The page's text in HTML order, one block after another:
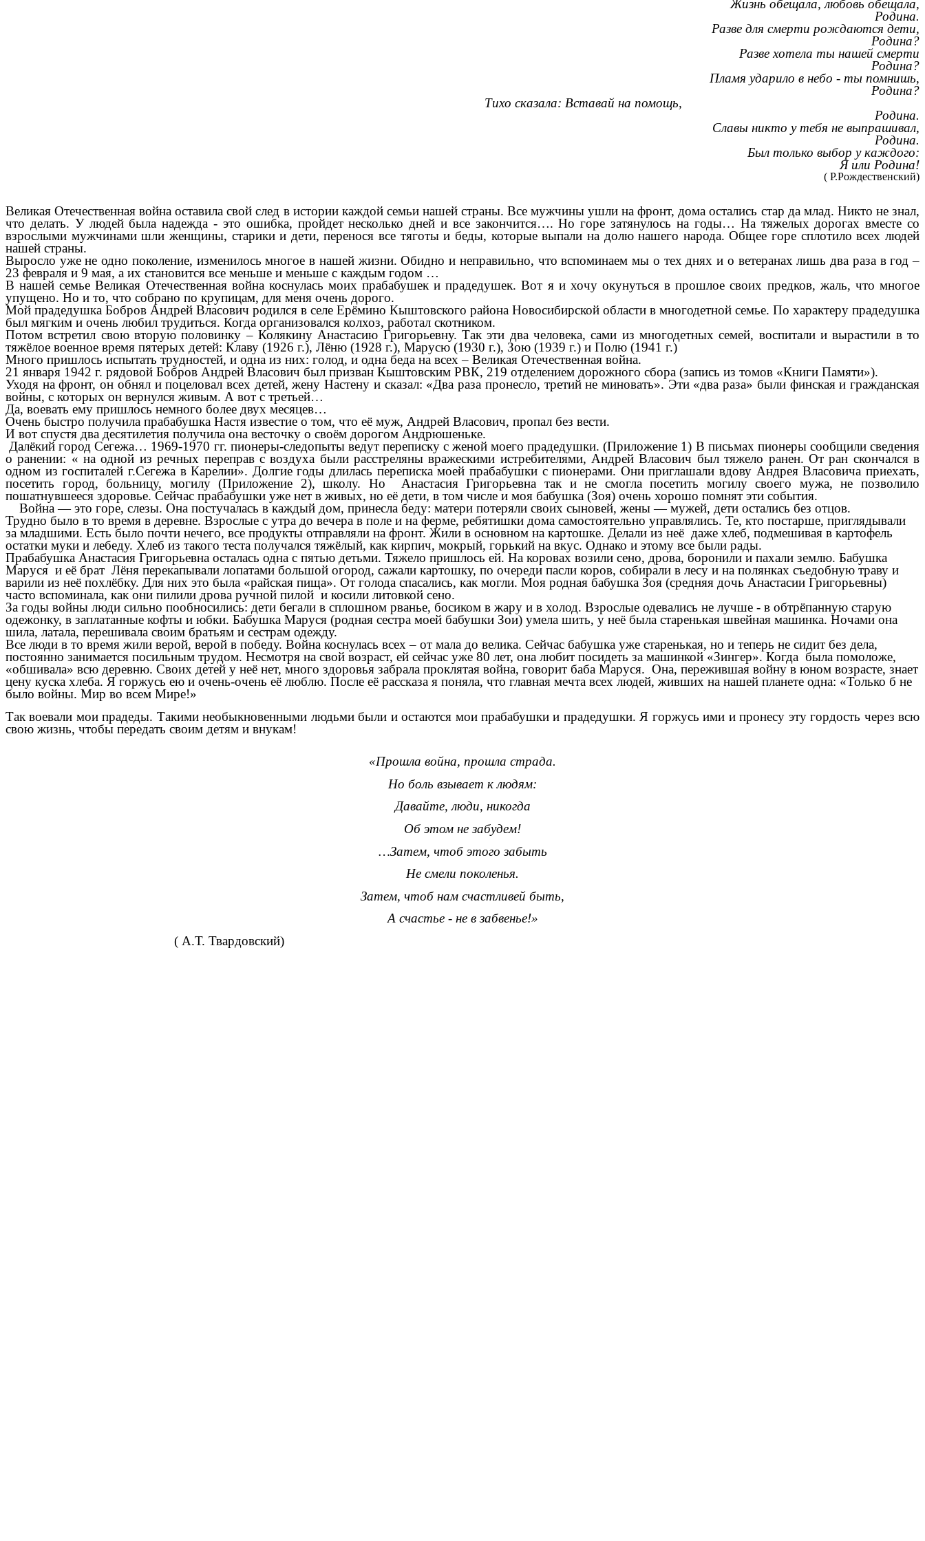
Жизнь обещала, любовь обещала,
Родина.
Разве для смерти рождаются дети,
Родина?
Разве хотела ты нашей смерти
Родина?
Пламя ударило в небо - ты помнишь,
Родина?
Тихо сказала: Вставай на помощь,
Родина.
Славы никто у тебя не выпрашивал,
Родина.
Был только выбор у каждого:
Я или Родина!
( Р.Рождественский)
Великая Отечественная война оставила свой след в истории каждой семьи нашей страны. Все мужчины ушли на фронт, дома остались стар да млад. Никто не знал,
что делать. У людей была надежда - это ошибка, пройдет несколько дней и все закончится…. Но горе затянулось на годы… На тяжелых дорогах вместе со
взрослыми мужчинами шли женщины, старики и дети, перенося все тяготы и беды, которые выпали на долю нашего народа. Общее горе сплотило всех людей
нашей страны.
Выросло уже не одно поколение, изменилось многое в нашей жизни. Обидно и неправильно, что вспоминаем мы о тех днях и о ветеранах лишь два раза в год –
23 февраля и 9 мая, а их становится все меньше и меньше с каждым годом …
В нашей семье Великая Отечественная война коснулась моих прабабушек и прадедушек. Вот я и хочу окунуться в прошлое своих предков, жаль, что многое
упущено. Но и то, что собрано по крупицам, для меня очень дорого.
Мой прадедушка Бобров Андрей Власович родился в селе Ерёмино Кыштовского района Новосибирской области в многодетной семье. По характеру прадедушка
был мягким и очень любил трудиться. Когда организовался колхоз, работал скотником.
Потом встретил свою вторую половинку – Колякину Анастасию Григорьевну. Так эти два человека, сами из многодетных семей, воспитали и вырастили в то
тяжёлое военное время пятерых детей: Клаву (1926 г.), Лёню (1928 г.), Марусю (1930 г.), Зою (1939 г.) и Полю (1941 г.)
Много пришлось испытать трудностей, и одна из них: голод, и одна беда на всех – Великая Отечественная война.
21 января 1942 г. рядовой Бобров Андрей Власович был призван Кыштовским РВК, 219 отделением дорожного сбора (запись из томов «Книги Памяти»).
Уходя на фронт, он обнял и поцеловал всех детей, жену Настену и сказал: «Два раза пронесло, третий не миновать». Эти «два раза» были финская и гражданская
войны, с которых он вернулся живым. А вот с третьей…
Да, воевать ему пришлось немного более двух месяцев…
Очень быстро получила прабабушка Настя известие о том, что её муж, Андрей Власович, пропал без вести.
И вот спустя два десятилетия получила она весточку о своём дорогом Андрюшеньке.
Далёкий город Сегежа… 1969-1970 гг. пионеры-следопыты ведут переписку с женой моего прадедушки. (Приложение 1) В письмах пионеры сообщили сведения
о ранении: « на одной из речных переправ с воздуха были расстреляны вражескими истребителями, Андрей Власович был тяжело ранен. От ран скончался в
одном из госпиталей г.Сегежа в Карелии». Долгие годы длилась переписка моей прабабушки с пионерами. Они приглашали вдову Андрея Власовича приехать,
посетить город, больницу, могилу (Приложение 2), школу. Но Анастасия Григорьевна так и не смогла посетить могилу своего мужа, не позволило
пошатнувшееся здоровье. Сейчас прабабушки уже нет в живых, но её дети, в том числе и моя бабушка (Зоя) очень хорошо помнят эти события.
Война — это горе, слезы. Она постучалась в каждый дом, принесла беду: матери потеряли своих сыновей, жены — мужей, дети остались без отцов.
Трудно было в то время в деревне. Взрослые с утра до вечера в поле и на ферме, ребятишки дома самостоятельно управлялись. Те, кто постарше, приглядывали
за младшими. Есть было почти нечего, все продукты отправляли на фронт. Жили в основном на картошке. Делали из неё даже хлеб, подмешивая в картофель
остатки муки и лебеду. Хлеб из такого теста получался тяжёлый, как кирпич, мокрый, горький на вкус. Однако и этому все были рады.
Прабабушка Анастасия Григорьевна осталась одна с пятью детьми. Тяжело пришлось ей. На коровах возили сено, дрова, боронили и пахали землю. Бабушка
Маруся и её брат Лёня перекапывали лопатами большой огород, сажали картошку, по очереди пасли коров, собирали в лесу и на полянках съедобную траву и
варили из неё похлёбку. Для них это была «райская пища». От голода спасались, как могли. Моя родная бабушка Зоя (средняя дочь Анастасии Григорьевны)
часто вспоминала, как они пилили дрова ручной пилой и косили литовкой сено.
За годы войны люди сильно пообносились: дети бегали в сплошном рванье, босиком в жару и в холод. Взрослые одевались не лучше - в обтрёпанную старую
одежонку, в заплатанные кофты и юбки. Бабушка Маруся (родная сестра моей бабушки Зои) умела шить, у неё была старенькая швейная машинка. Ночами она
шила, латала, перешивала своим братьям и сестрам одежду.
Все люди в то время жили верой, верой в победу. Война коснулась всех – от мала до велика. Сейчас бабушка уже старенькая, но и теперь не сидит без дела,
постоянно занимается посильным трудом. Несмотря на свой возраст, ей сейчас уже 80 лет, она любит посидеть за машинкой «Зингер». Когда была помоложе,
«обшивала» всю деревню. Своих детей у неё нет, много здоровья забрала проклятая война, говорит баба Маруся. Она, пережившая войну в юном возрасте, знает
цену куска хлеба. Я горжусь ею и очень-очень её люблю. После её рассказа я поняла, что главная мечта всех людей, живших на нашей планете одна: «Только б не
было войны. Мир во всем Мире!»
Так воевали мои прадеды. Такими необыкновенными людьми были и остаются мои прабабушки и прадедушки. Я горжусь ими и пронесу эту гордость через всю
свою жизнь, чтобы передать своим детям и внукам!
«Прошла война, прошла страда.
Но боль взывает к людям:
Давайте, люди, никогда
Об этом не забудем!
…Затем, чтоб этого забыть
Не смели поколенья.
Затем, чтоб нам счастливей быть,
А счастье - не в забвенье!»
( А.Т. Твардовский)